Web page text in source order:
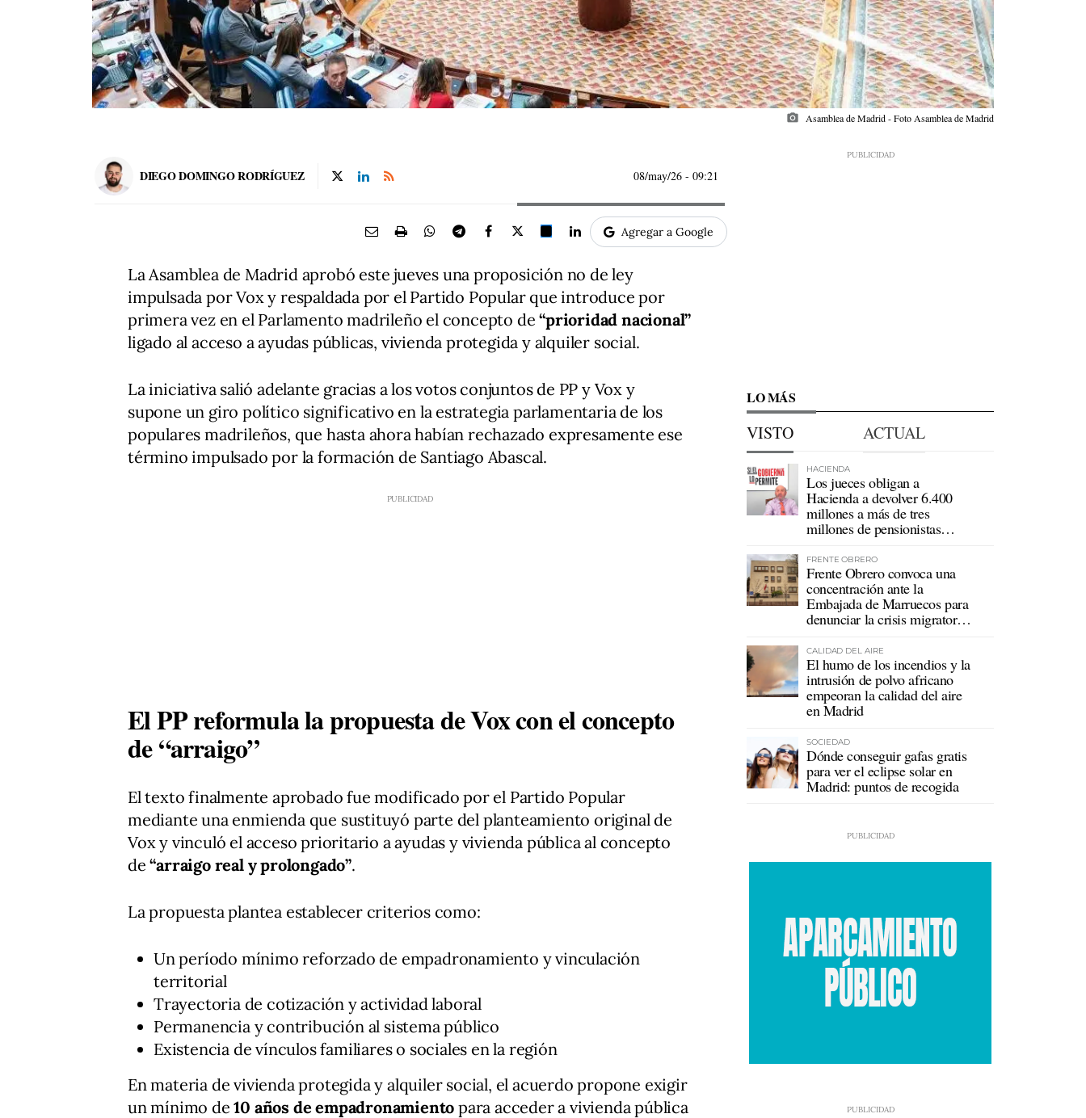
photo_camera Asamblea de Madrid - Foto Asamblea de Madrid
DIEGO DOMINGO RODRÍGUEZ 08/may/26 - 09:21
Agregar a Google
La Asamblea de Madrid aprobó este jueves una proposición no de ley
impulsada por Vox y respaldada por el Partido Popular que introduce por
primera vez en el Parlamento madrileño el concepto de“prioridad nacional”
ligado al acceso a ayudas públicas, vivienda protegida y alquiler social.
La iniciativa salió adelante gracias a los votos conjuntos de PP y Vox y
supone un giro político significativo en la estrategia parlamentaria de los
populares madrileños, que hasta ahora habían rechazado expresamente ese
término impulsado por la formación de Santiago Abascal.
El PP reformula la propuesta de Vox con el concepto
de “arraigo”
El texto finalmente aprobado fue modificado por el Partido Popular
mediante una enmienda que sustituyó parte del planteamiento original de
Vox y vinculó el acceso prioritario a ayudas y vivienda pública al concepto
de“arraigo real y prolongado”.
La propuesta plantea establecer criterios como:
Un período mínimo reforzado de empadronamiento y vinculación
territorial
Trayectoria de cotización y actividad laboral
Permanencia y contribución al sistema público
Existencia de vínculos familiares o sociales en la región
En materia de vivienda protegida y alquiler social, el acuerdo propone exigir
un mínimo de10 años de empadronamiento para acceder a vivienda pública
LO MÁS
VISTO ACTUAL
HACIENDA
Los jueces obligan a
Hacienda a devolver 6.400
millones a más de tres
millones de pensionistas
FRENTE OBRERO
Frente Obrero convoca una
concentración ante la
Embajada de Marruecos para
denunciar la crisis migratoria
CALIDAD DEL AIRE
El humo de los incendios y la
intrusión de polvo africano
empeoran la calidad del aire
en Madrid
SOCIEDAD
Dónde conseguir gafas gratis
para ver el eclipse solar en
Madrid: puntos de recogida